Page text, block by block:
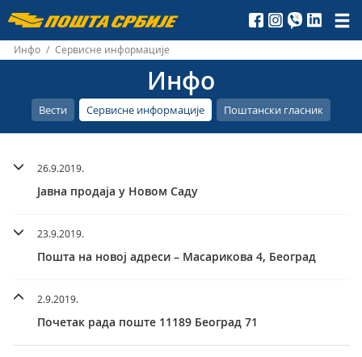
Пошта
Србије
д.о.о.
Инфо / Сервисне информације
Инфо
Вести Сервисне информације Поштански гласник
26.9.2019.
Јавна продаја у Новом Саду
23.9.2019.
Пошта на новој адреси – Масарикова 4, Београд
2.9.2019.
Почетак рада поште 11189 Београд 71